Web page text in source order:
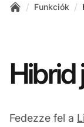
/ Funkciók /
Fedezze fel a